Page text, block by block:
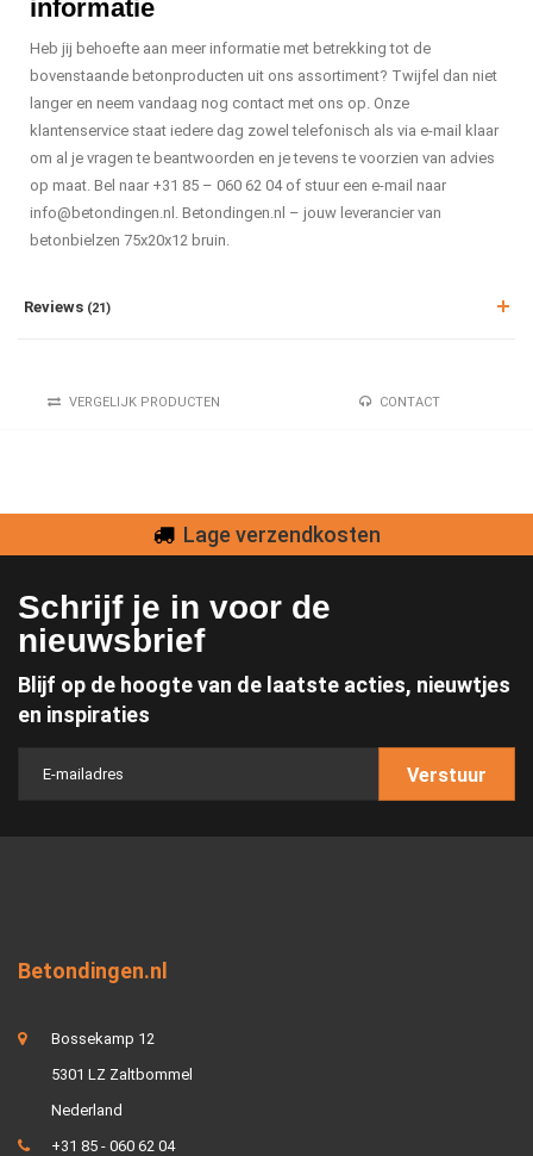
informatie
Heb jij behoefte aan meer informatie met betrekking tot de
bovenstaande betonproducten uit ons assortiment? Twijfel dan niet
langer en neem vandaag nog contact met ons op. Onze
klantenservice staat iedere dag zowel telefonisch als via e-mail klaar
om al je vragen te beantwoorden en je tevens te voorzien van advies
op maat. Bel naar +31 85 – 060 62 04 of stuur een e-mail naar
info@betondingen.nl . Betondingen.nl – jouw leverancier van
betonbielzen 75x20x12 bruin.
Reviews (21)
VERGELIJK PRODUCTEN CONTACT
Lage verzendkosten
Schrijf je in voor de
nieuwsbrief
Blijf op de hoogte van de laatste acties, nieuwtjes
en inspiraties
Verstuur
Betondingen.nl
Bossekamp 12
5301 LZ Zaltbommel
Nederland
+31 85 - 060 62 04